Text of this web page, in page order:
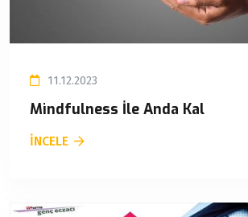
11.12.2023
Mindfulness İle Anda Kal
İNCELE